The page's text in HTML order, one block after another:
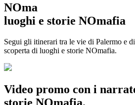
NOma
luoghi e storie NOmafia
Segui gli itinerari tra le vie di Palermo e
scoperta di luoghi e storie NOmafia.
Video promo con i
storie NOmafia.